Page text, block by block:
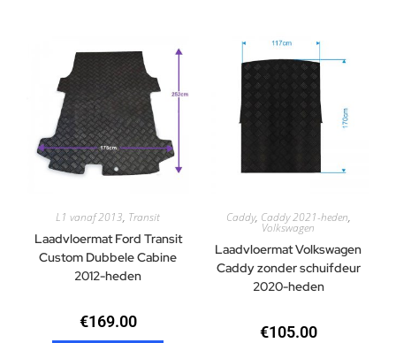
L1 vanaf 2013, Transit
Laadvloermat Ford Transit
Custom Dubbele Cabine
2012-heden
€169.00
Caddy, Caddy 2021-heden,
Volkswagen
Laadvloermat Volkswagen
Caddy zonder schuifdeur
2020-heden
€105.00